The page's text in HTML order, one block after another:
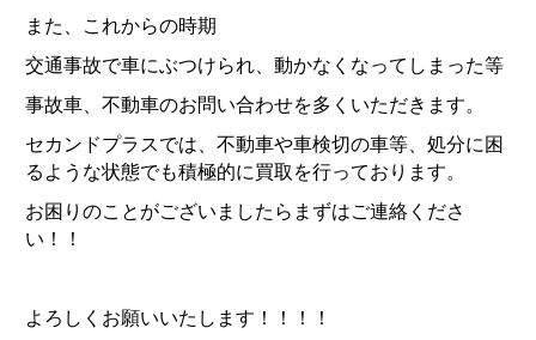
また、これからの時期
交通事故で車にぶつけられ、動かなくなってしまった等
事故車、不動車のお問い合わせを多くいただきます。
セカンドプラスでは、不動車や車検切の車等、処分に困
るような状態でも積極的に買取を行っております。
お困りのことがございましたらまずはご連絡くださ
い！！
よろしくお願いいたします！！！！